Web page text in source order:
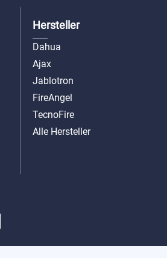
Hersteller
Dahua
Ajax
Jablotron
FireAngel
TecnoFire
Alle Hersteller